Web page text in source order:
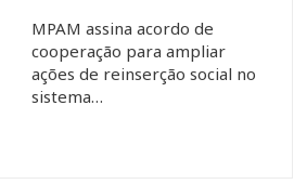
MPAM assina acordo de
cooperação para ampliar
ações de reinserção social no
sistema…